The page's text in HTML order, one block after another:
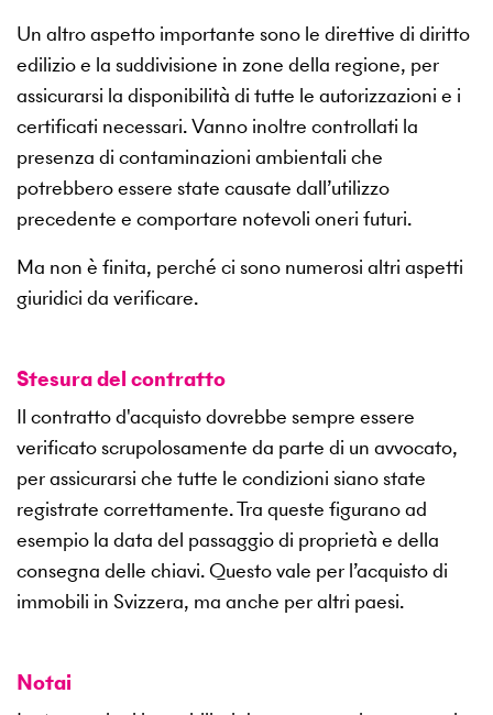
Un altro aspetto importante sono le direttive di diritto
edilizio e la suddivisione in zone della regione, per
assicurarsi la disponibilità di tutte le autorizzazioni e i
certificati necessari. Vanno inoltre controllati la
presenza di contaminazioni ambientali che
potrebbero essere state causate dall’utilizzo
precedente e comportare notevoli oneri futuri.
Ma non è finita, perché ci sono numerosi altri aspetti
giuridici da verificare.
Stesura del contratto
Il contratto d'acquisto dovrebbe sempre essere
verificato scrupolosamente da parte di un avvocato,
per assicurarsi che tutte le condizioni siano state
registrate correttamente. Tra queste figurano ad
esempio la data del passaggio di proprietà e della
consegna delle chiavi. Questo vale per l’acquisto di
immobili in Svizzera, ma anche per altri paesi.
Notai